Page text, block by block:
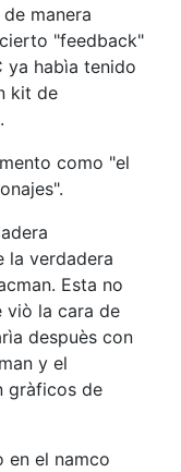
manera
"feedback"
ya habìa tenido
kit de
como "el
la verdadera
Esta no
viò la cara de
despuès con
y el
gràficos de
en el namco